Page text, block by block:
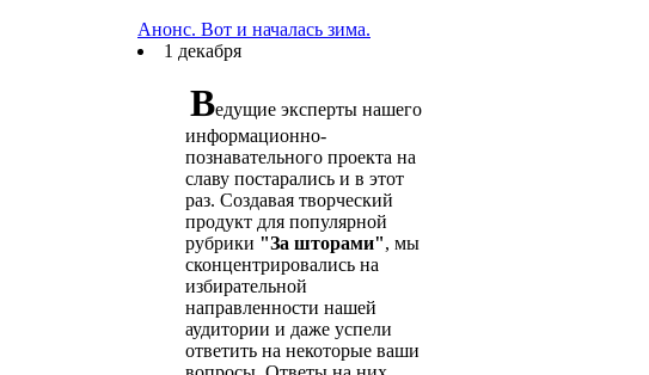
Анонс. Вот и началась зима.
1 декабря
Ведущие эксперты нашего
информационно-
познавательного проекта на
славу постарались и в этот
раз. Создавая творческий
продукт для популярной
рубрики "За шторами", мы
сконцентрировались на
избирательной
направленности нашей
аудитории и даже успели
ответить на некоторые ваши